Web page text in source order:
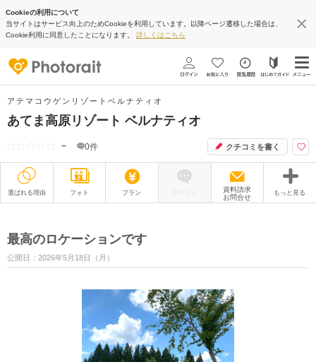
Cookieの利用について
当サイトはサービス向上のためCookieを利用しています。以降ページ遷移した場合は、
Cookie利用に同意したことになります。 詳しくはこちら
アテマコウゲンリゾートベルナティオ
あてま高原リゾート ベルナティオ
− 0件 クチコミを書く
選ばれる理由 フォト プラン
資料請求
お問合せ
もっと見る
衣装
スタジオトップ
最高のロケーションです
公開日：2026年5月18日（月）